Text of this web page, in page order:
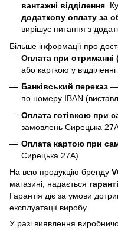
вантажні відділення.
додаткову оплату за
вирішує питання з
Більше інформації про
Оплата при отриманні
або карткою у
Банківський переказ —
по номеру IBAN
Оплата готівкою при
замовлень Сирецька
Оплата картою при
Сирецька 27А).
На всю продукцію бренду
магазині, надається
Гарантія діє за умови
експлуатації виробу.
У разі виявлення